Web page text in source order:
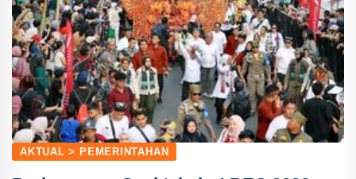
AKTUAL > PEMERINTAHAN